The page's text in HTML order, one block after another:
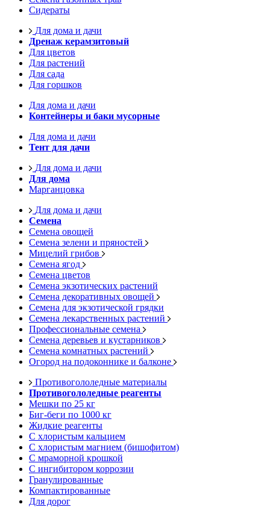
Сидераты
Для дома и дачи
Дренаж керамзитовый
Для цветов
Для растений
Для сада
Для горшков
Для дома и дачи
Контейнеры и баки мусорные
Для дома и дачи
Тент для дачи
Для дома и дачи
Для дома
Марганцовка
Для дома и дачи
Семена
Семена овощей
Семена зелени и пряностей
Мицелий грибов
Семена ягод
Семена цветов
Семена экзотических растений
Семена декоративных овощей
Семена для экзотической грядки
Семена лекарственных растений
Профессиональные семена
Семена деревьев и кустарников
Семена комнатных растений
Огород на подоконнике и балконе
Противогололедные материалы
Противогололедные реагенты
Мешки по 25 кг
Биг-беги по 1000 кг
Жидкие реагенты
С хлористым кальцием
С хлористым магнием (бишофитом)
С мраморной крошкой
С ингибитором коррозии
Гранулированные
Компактированные
Для дорог